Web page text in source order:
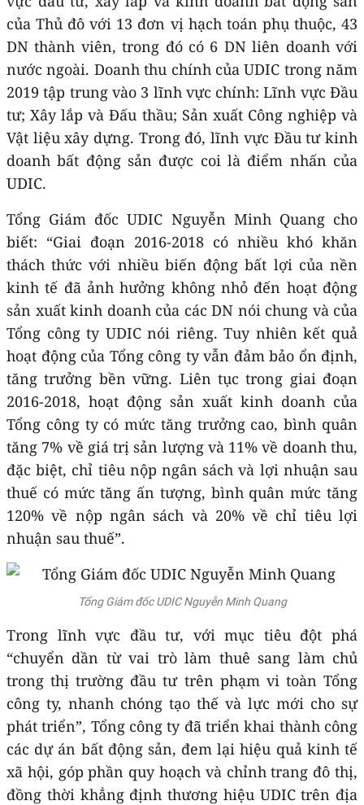
của Thủ đô với 13 đơn vị hạch toán phụ thuộc, 43
DN thành viên, trong đó có 6 DN liên doanh với
nước ngoài. Doanh thu chính của UDIC trong năm
2019 tập trung vào 3 lĩnh vực chính: Lĩnh vực Đầu
tư; Xây lắp và Đấu thầu; Sản xuất Công nghiệp và
Vật liệu xây dựng. Trong đó, lĩnh vực Đầu tư kinh
doanh bất động sản được coi là điểm nhấn của
UDIC.
Tổng Giám đốc UDIC Nguyễn Minh Quang cho
biết: “Giai đoạn 2016-2018 có nhiều khó khăn
thách thức với nhiều biến động bất lợi của nền
kinh tế đã ảnh hưởng không nhỏ đến hoạt động
sản xuất kinh doanh của các DN nói chung và của
Tổng công ty UDIC nói riêng. Tuy nhiên kết quả
hoạt động của Tổng công ty vẫn đảm bảo ổn định,
tăng trưởng bền vững. Liên tục trong giai đoạn
2016-2018, hoạt động sản xuất kinh doanh của
Tổng công ty có mức tăng trưởng cao, bình quân
tăng 7% về giá trị sản lượng và 11% về doanh thu,
đặc biệt, chỉ tiêu nộp ngân sách và lợi nhuận sau
thuế có mức tăng ấn tượng, bình quân mức tăng
120% về nộp ngân sách và 20% về chỉ tiêu lợi
nhuận sau thuế”.
Tổng Giám đốc UDIC Nguyễn Minh Quang
Trong lĩnh vực đầu tư, với mục tiêu đột phá
“chuyển dần từ vai trò làm thuê sang làm chủ
trong thị trường đầu tư trên phạm vi toàn Tổng
công ty, nhanh chóng tạo thế và lực mới cho sự
phát triển”, Tổng công ty đã triển khai thành công
các dự án bất động sản, đem lại hiệu quả kinh tế
xã hội, góp phần quy hoạch và chỉnh trang đô thị,
đồng thời khẳng định thương hiệu UDIC trên địa